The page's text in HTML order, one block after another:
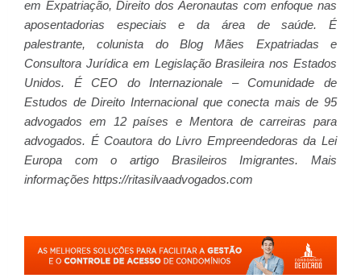
em Expatriação, Direito dos Aeronautas com enfoque nas
aposentadorias especiais e da área de saúde. É
palestrante, colunista do Blog Mães Expatriadas e
Consultora Jurídica em Legislação Brasileira nos Estados
Unidos. É CEO do Internazionale – Comunidade de
Estudos de Direito Internacional que conecta mais de 95
advogados em 12 países e Mentora de carreiras para
advogados. É Coautora do Livro Empreendedoras da Lei
Europa com o artigo Brasileiros Imigrantes. Mais
informações https://ritasilvaadvogados.com